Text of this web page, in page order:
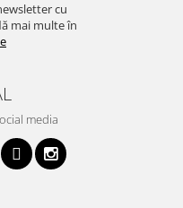
cu
mai multe în
media